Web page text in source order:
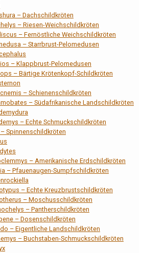
– Dachschildkröten
– Riesen-Weichschildkröten
– Fernöstliche Weichschildkröten
– Starrbrust-Pelomedusen
– Klappbrust-Pelomedusen
– Bärtige Krötenkopf-Schildkröten
– Schienenschildkröten
– Südafrikanische Landschildkröten
– Echte Schmuckschildkröten
Spinnenschildkröten
– Amerikanische Erdschildkröten
– Pfauenaugen-Sumpfschildkröten
– Echte Kreuzbrustschildkröten
– Moschusschildkröten
– Pantherschildkröten
– Dosenschildkröten
– Eigentliche Landschildkröten
– Buchstaben-Schmuckschildkröten